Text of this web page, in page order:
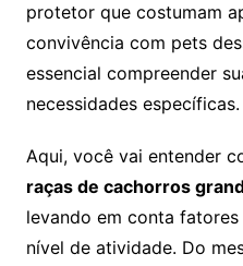
protetor que costumam
convivência com pets
essencial compreender
necessidades específicas.
Aqui, você vai entender
raças de cachorros
levando em conta
nível de atividade. Do